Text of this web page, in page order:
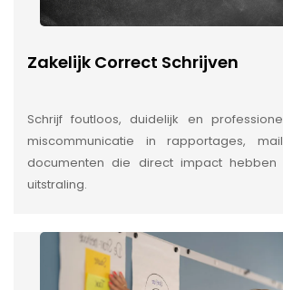
Zakelijk Correct Schrijven
Schrijf foutloos, duidelijk en
miscommunicatie in rapportages,
documenten die direct impact
uitstraling.